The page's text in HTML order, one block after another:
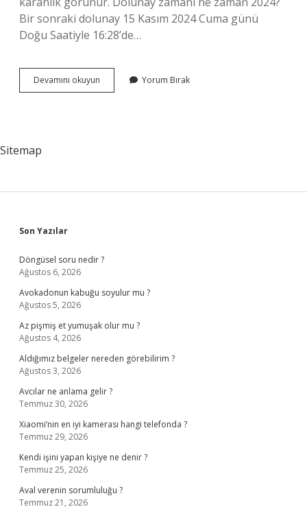
Bir sonraki dolunay 15 Kasım 2024 Cuma günü
Doğu Saatiyle 16:28’de…
Devamını okuyun
Karanlığa
Yorum Bırak
Sitemap
Sidebar
Son Yazılar
Döngüsel soru nedir ?
Ağustos 6, 2026
Avokadonun kabuğu soyulur mu ?
Ağustos 5, 2026
Az pişmiş et yumuşak olur mu ?
Ağustos 4, 2026
Aldığımız belgeler nereden görebilirim ?
Ağustos 3, 2026
Avcılar ne anlama gelir ?
Temmuz 30, 2026
Xiaomi’nin en iyi kamerası hangi telefonda ?
Temmuz 29, 2026
Kendi işini yapan kişiye ne denir ?
Temmuz 25, 2026
Aval verenin sorumluluğu ?
Temmuz 21, 2026